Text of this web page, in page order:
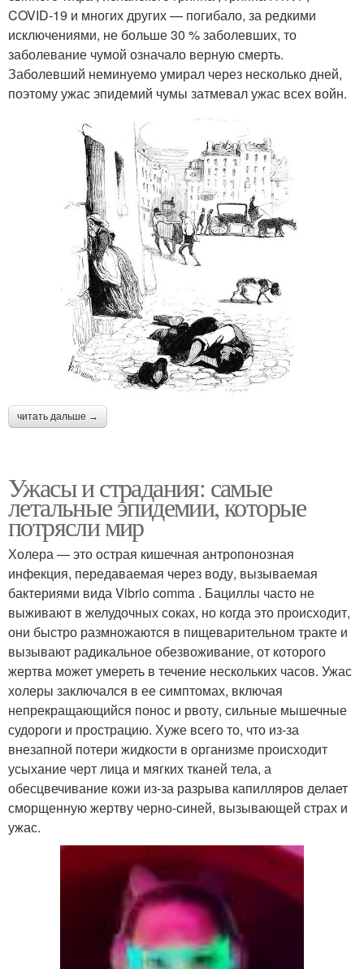
COVID-19 и многих других — погибало, за редкими
исключениями, не больше 30 % заболевших, то
заболевание чумой означало верную смерть.
Заболевший неминуемо умирал через несколько дней,
поэтому ужас эпидемий чумы затмевал ужас всех войн.
читать дальше →
Ужасы и страдания: самые
летальные эпидемии, которые
потрясли мир
Холера — это острая кишечная антропонозная
инфекция, передаваемая через воду, вызываемая
бактериями вида Vibrio comma . Бациллы часто не
выживают в желудочных соках, но когда это происходит,
они быстро размножаются в пищеварительном тракте и
вызывают радикальное обезвоживание, от которого
жертва может умереть в течение нескольких часов. Ужас
холеры заключался в ее симптомах, включая
непрекращающийся понос и рвоту, сильные мышечные
судороги и прострацию. Хуже всего то, что из-за
внезапной потери жидкости в организме происходит
усыхание черт лица и мягких тканей тела, а
обесцвечивание кожи из-за разрыва капилляров делает
сморщенную жертву черно-синей, вызывающей страх и
ужас.